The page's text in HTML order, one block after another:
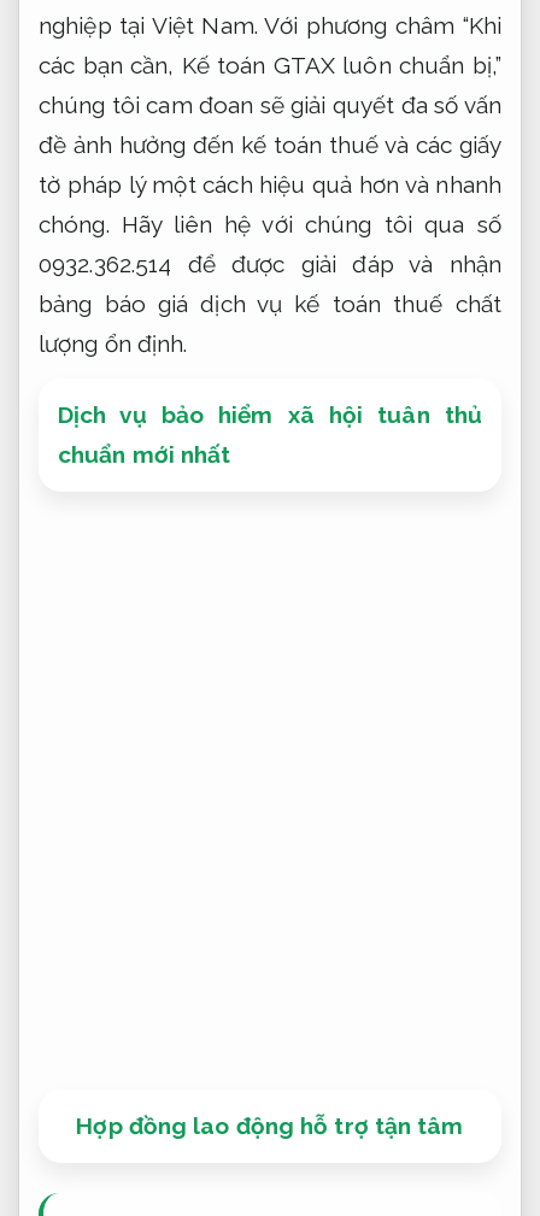
nghiệp tại Việt Nam. Với phương châm “Khi
các bạn cần, Kế toán GTAX luôn chuẩn bị,”
chúng tôi cam đoan sẽ giải quyết đa số vấn
đề ảnh hưởng đến kế toán thuế và các giấy
tờ pháp lý một cách hiệu quả hơn và nhanh
chóng. Hãy liên hệ với chúng tôi qua số
0932.362.514 để được giải đáp và nhận
bảng báo giá dịch vụ kế toán thuế chất
lượng ổn định.
Dịch vụ bảo hiểm xã hội tuân thủ
chuẩn mới nhất
Hợp đồng lao động hỗ trợ tận tâm